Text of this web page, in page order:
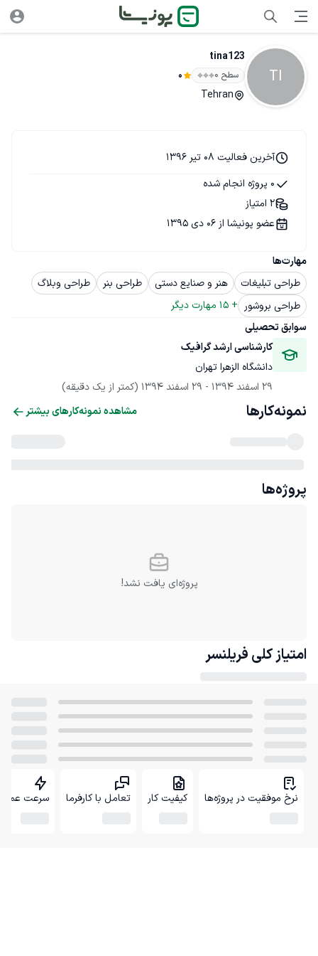
TI
tina123
سطح ۰ 0
Tehran
مهارت‌ها
طراحی تبلیغات
هنر و صنایع دستی طراحی بنر
طراحی وبلاگ
طراحی بروشور +
15 مهارت دیگر
سوابق تحصیلی
کارشناسی ارشد گرافیک
دانشگاه الزهرا تهران
29 اسفند 1394
- 29 اسفند 1394 (کمتر از یک دقیقه)
آخرین فعالیت 08 تیر 1396
0 پروژه انجام شده
2 امتیاز
عضو پونیشا از 06 دی 1395
نمونه‌کارها مشاهده نمونه‌کارهای بیشتر
پروژه‌ها
پروژه‌ای یافت نشد!
امتیاز کلی فریلنسر
نرخ موفقیت در پروژه‌ها کیفیت کار تعامل با کارفرما سرعت عمل